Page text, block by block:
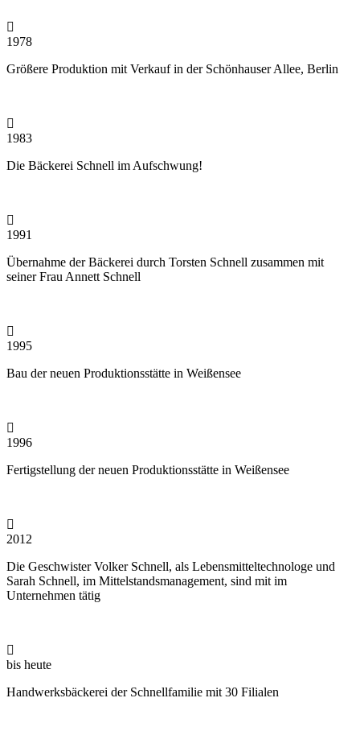
1978
Größere Produktion mit Verkauf in der Schönhauser Allee, Berlin
1983
Die Bäckerei Schnell im Aufschwung!
1991
Übernahme der Bäckerei durch Torsten Schnell zusammen mit
seiner Frau Annett Schnell
1995
Bau der neuen Produktionsstätte in Weißensee
1996
Fertigstellung der neuen Produktionsstätte in Weißensee
2012
Die Geschwister Volker Schnell, als Lebensmitteltechnologe und
Sarah Schnell, im Mittelstandsmanagement, sind mit im
Unternehmen tätig
bis heute
Handwerksbäckerei der Schnellfamilie mit 30 Filialen